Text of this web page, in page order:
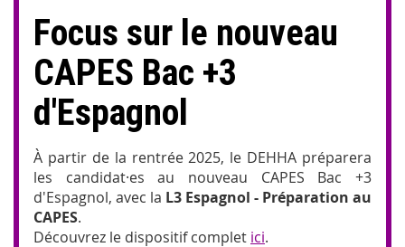
Focus sur le nouveau
CAPES Bac +3
d'Espagnol
À partir de la rentrée 2025, le DEHHA préparera
les candidat·es au nouveau CAPES Bac +3
d'Espagnol, avec la L3 Espagnol - Préparation au
CAPES.
Découvrez le dispositif complet ici.